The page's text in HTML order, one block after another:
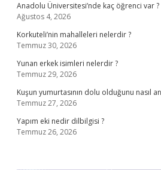
Anadolu Üniversitesi’nde kaç öğrenci var ?
Ağustos 4, 2026
Korkuteli’nin mahalleleri nelerdir ?
Temmuz 30, 2026
Yunan erkek isimleri nelerdir ?
Temmuz 29, 2026
Kuşun yumurtasının dolu olduğunu nasıl
Temmuz 27, 2026
Yapım eki nedir dilbilgisi ?
Temmuz 26, 2026